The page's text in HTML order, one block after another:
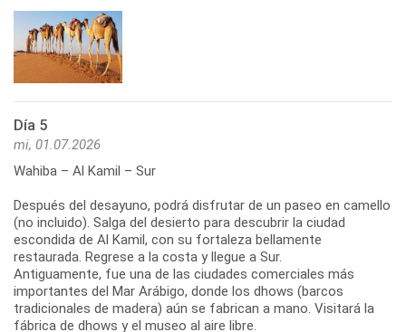
Día 5
mi, 01.07.2026
Wahiba – Al Kamil – Sur
Después del desayuno, podrá disfrutar de un paseo en camello
(no incluido). Salga del desierto para descubrir la ciudad
escondida de Al Kamil, con su fortaleza bellamente
restaurada. Regrese a la costa y llegue a Sur.
Antiguamente, fue una de las ciudades comerciales más
importantes del Mar Arábigo, donde los dhows (barcos
tradicionales de madera) aún se fabrican a mano. Visitará la
fábrica de dhows y el museo al aire libre.